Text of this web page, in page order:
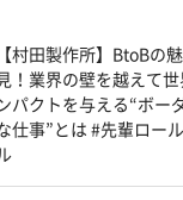
【村田製作所】BtoBの
！業界の壁を越えて世
パクトを与える“ボー
仕事”とは #先輩ロー
ル